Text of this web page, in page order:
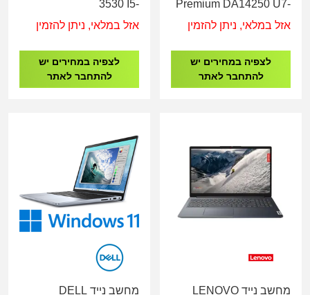
Premium DA14250 U7-
255H/32G/1T/14.5"2K/3Y
אזל במלאי, ניתן להזמין
לצפיה במחירים יש
להתחבר לאתר
3530 I5-
1334U/16GB/512GB
XE/FD/3Y
אזל במלאי, ניתן להזמין
לצפיה במחירים יש
להתחבר לאתר
מחשב נייד LENOVO
מחשב נייד DELL